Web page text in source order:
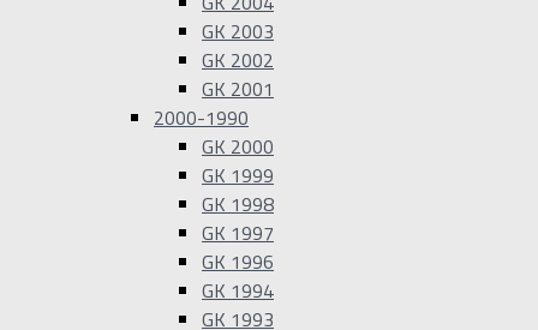
GK 2003
GK 2002
GK 2001
2000-1990
GK 2000
GK 1999
GK 1998
GK 1997
GK 1996
GK 1994
GK 1993